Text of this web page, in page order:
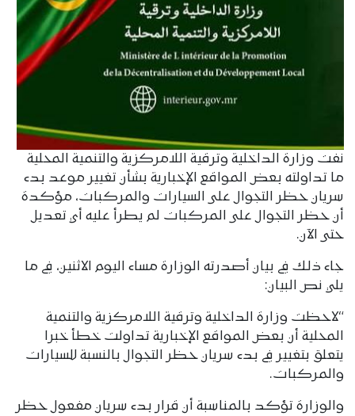
نفت وزارة الداخلية وترقية اللامركزية والتنمية المحلية
ما تداولته بعض المواقع الإخبارية بشأن تغيير موعد بدء
سريان حظر التجوال على السيارات والمركبات، مؤكدة
أن حظر التجوال على المركبات لم يطرأ عليه أي تعديل
حتى الآن.
جاء ذلك في بيان أصدرته الوزارة مساء اليوم الاثنين، في ما
يلي نص البيان:
“لاحظت وزارة الداخلية وترقية اللامركزية والتنمية
المحلية أن بعض المواقع الإخبارية تداولت خطأ خبرا
يتعلق بتغيير في بدء سريان حظر التجوال بالنسبة للسيارات
والمركبات.
والوزارة تؤكد بالمناسبة أن قرار بدء سريان مفعول حظر